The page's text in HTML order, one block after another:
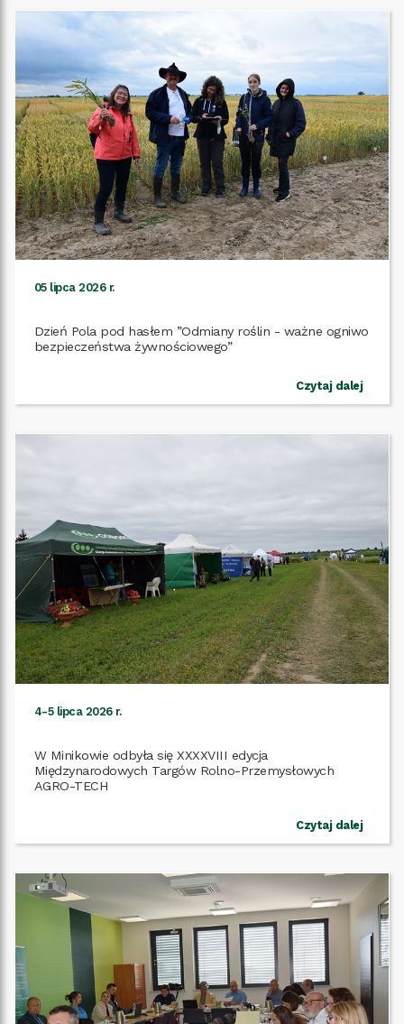
05 lipca 2026 r.
Dzień Pola pod hasłem ”Odmiany roślin - ważne ogniwo
bezpieczeństwa żywnościowego”
Czytaj dalej
4-5 lipca 2026 r.
W Minikowie odbyła się XXXXVIII edycja
Międzynarodowych Targów Rolno-Przemysłowych
Czytaj dalej